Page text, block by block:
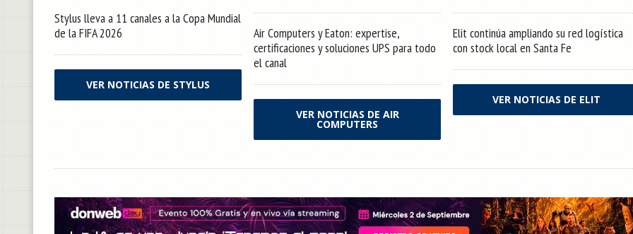
Stylus lleva a 11 canales a la Copa Mundial
de la FIFA 2026
VER NOTICIAS DE STYLUS
Air Computers y Eaton: expertise,
certificaciones y soluciones UPS para todo
el canal
VER NOTICIAS DE AIR
COMPUTERS
Elit continúa ampliando su red logística
con stock local en Santa Fe
VER NOTICIAS DE ELIT